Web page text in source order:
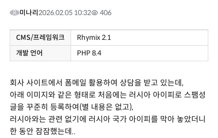
미나리2026.02.05 10:32 406
CMS/프레임워크
Rhymix 2.1
개발 언어
PHP 8.4
회사 사이트에서 폼메일 활용하여 상담을 받고 있는데,
아래 이미지와 같은 형태로 처음에는 러시아 아이피로 스팸성
글을 꾸준히 등록하여(별 내용은 없고),
러시아와는 관련 없기에 러시아 국가 아이피를 막아 놓았더니
한 동안 잠잠했는데..